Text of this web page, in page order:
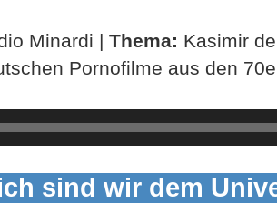
Minardi | Thema: Kasimir
Pornofilme aus den
sind wir dem